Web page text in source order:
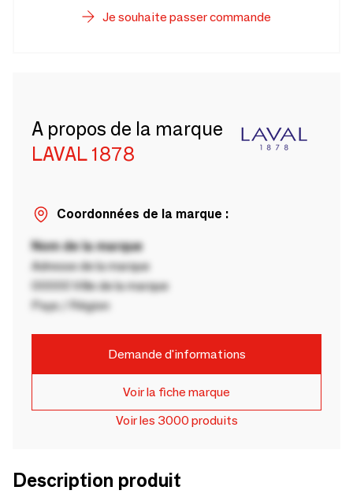
Je souhaite passer commande
A propos de la marque
LAVAL 1878
Coordonnées de la marque :
Nom de la marque
Adresse de la marque
00000 Ville de la marque
Pays / Région
Demande d'informations
Voir la fiche marque
Voir les 3000 produits
Description produit